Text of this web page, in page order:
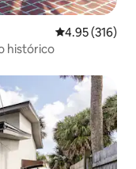
Calificación
4.95 (316)
histórico